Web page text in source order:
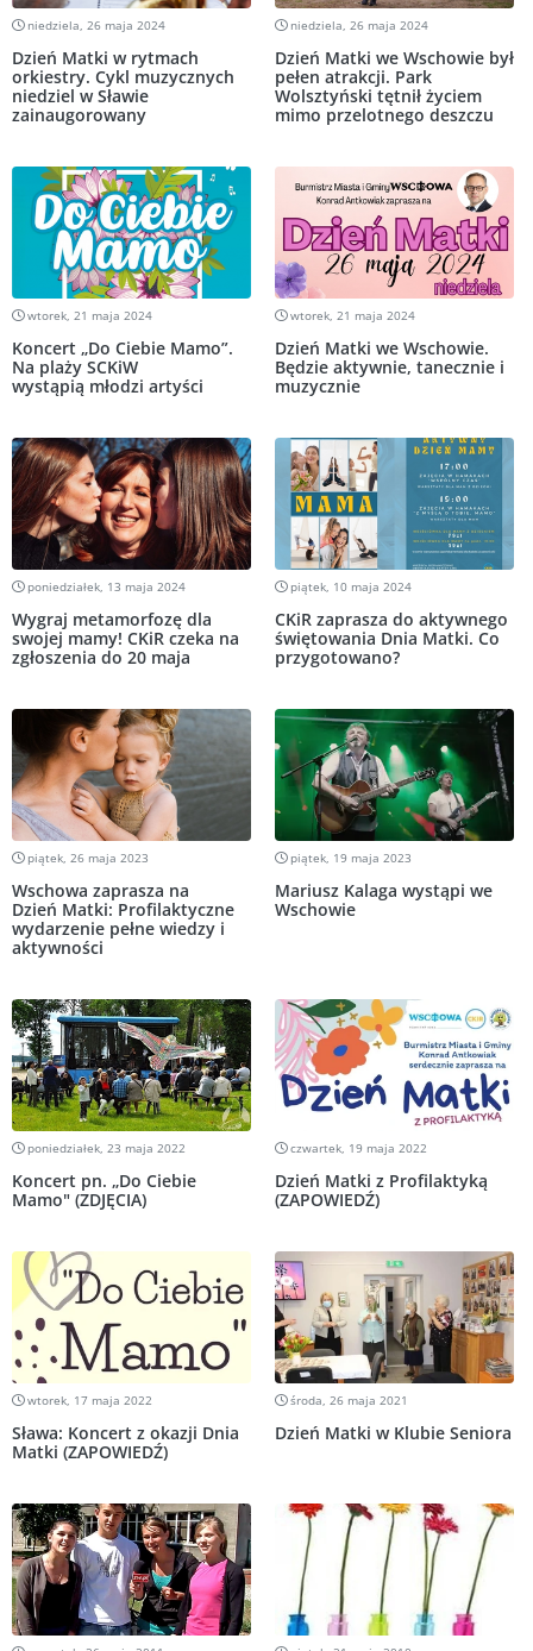
niedziela, 26 maja 2024
Dzień Matki w rytmach
orkiestry. Cykl muzycznych
niedziel w Sławie
zainaugorowany
niedziela, 26 maja 2024
Dzień Matki we Wschowie był
pełen atrakcji. Park
Wolsztyński tętnił życiem
mimo przelotnego deszczu
wtorek, 21 maja 2024
Koncert „Do Ciebie Mamo”.
Na plaży SCKiW
wystąpią młodzi artyści
wtorek, 21 maja 2024
Dzień Matki we Wschowie.
Będzie aktywnie, tanecznie i
muzycznie
poniedziałek, 13 maja 2024
Wygraj metamorfozę dla
swojej mamy! CKiR czeka na
zgłoszenia do 20 maja
piątek, 10 maja 2024
CKiR zaprasza do aktywnego
świętowania Dnia Matki. Co
przygotowano?
piątek, 26 maja 2023
Wschowa zaprasza na
Dzień Matki: Profilaktyczne
wydarzenie pełne wiedzy i
aktywności
piątek, 19 maja 2023
Mariusz Kalaga wystąpi we
Wschowie
poniedziałek, 23 maja 2022
Koncert pn. „Do Ciebie
Mamo" (ZDJĘCIA)
czwartek, 19 maja 2022
Dzień Matki z Profilaktyką
(ZAPOWIEDŹ)
wtorek, 17 maja 2022
Sława: Koncert z okazji Dnia
Matki (ZAPOWIEDŹ)
środa, 26 maja 2021
Dzień Matki w Klubie Seniora